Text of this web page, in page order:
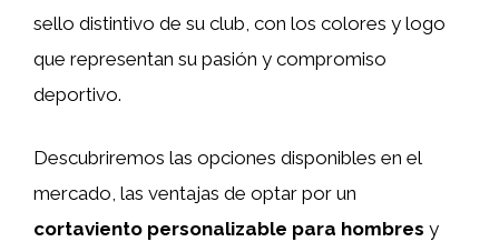
sello distintivo de su club, con los colores y logo
que representan su pasión y compromiso
deportivo.
Descubriremos las opciones disponibles en el
mercado, las ventajas de optar por un
cortaviento personalizable para hombres y